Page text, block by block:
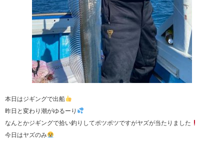
本日はジギングで出船
昨日と変わり潮がゆるーり
なんとかジギングで拾い釣りしてポツポツですがヤズが当たりました
今日はヤズのみ